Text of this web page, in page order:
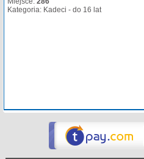
Kategoria: Kadeci - do 16 lat